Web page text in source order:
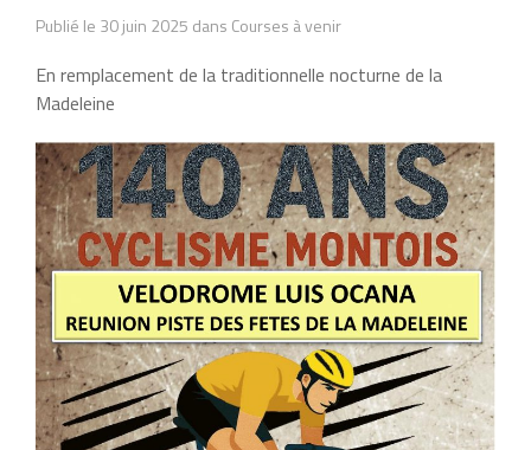
Publié le 30 juin 2025 dans Courses à venir
En remplacement de la traditionnelle nocturne de la
Madeleine